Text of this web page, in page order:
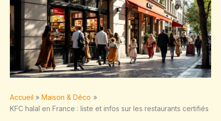
Accueil
Maison & Déco
KFC halal en France : liste et infos sur les restaurants certifiés